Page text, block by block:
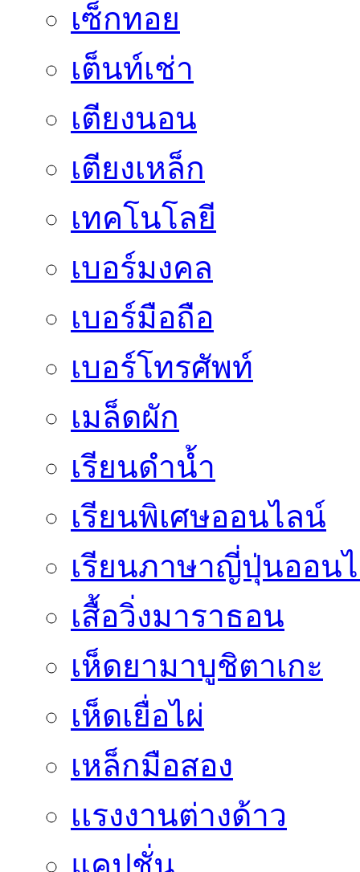
เซ็กทอย
เต็นท์เช่า
เตียงนอน
เตียงเหล็ก
เทคโนโลยี
เบอร์มงคล
เบอร์มือถือ
เบอร์โทรศัพท์
เมล็ดผัก
เรียนดำน้ำ
เรียนพิเศษออนไลน์
เรียนภาษาญี่ปุ่นออน
เสื้อวิ่งมาราธอน
เห็ดยามาบูชิตาเกะ
เห็ดเยื่อไผ่
เหล็กมือสอง
เเรงงานต่างด้าว